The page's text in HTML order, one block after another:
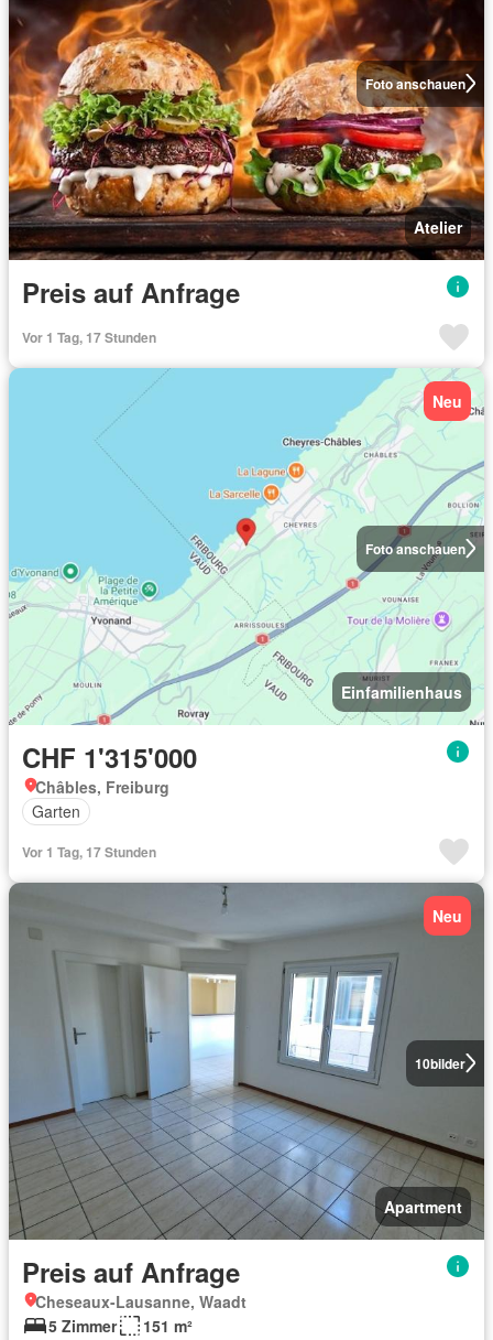
Foto anschauen
Atelier
Preis auf Anfrage
Vor 1 Tag, 17 Stunden
Foto anschauen
Neu
Einfamilienhaus
CHF 1'315'000
Châbles, Freiburg
Garten
Vor 1 Tag, 17 Stunden
10bilder
Neu
Apartment
Preis auf Anfrage
Cheseaux-Lausanne, Waadt
5 Zimmer
151 m²